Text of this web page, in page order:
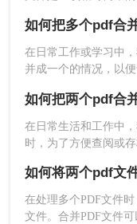
的格式互相转换，
给大家演示的合
作起来很简单。
并PDF文件的步骤
1、下载转转大师
法：
在日常工作或学习中
并成一个的情况，以
您轻松实现PDF文件
如何把两个pdf合
在日常生活和工作中
时，为了方便查阅或
轻松实现这一需求。
在处理多个PDF文件
文件。合并PDF文件